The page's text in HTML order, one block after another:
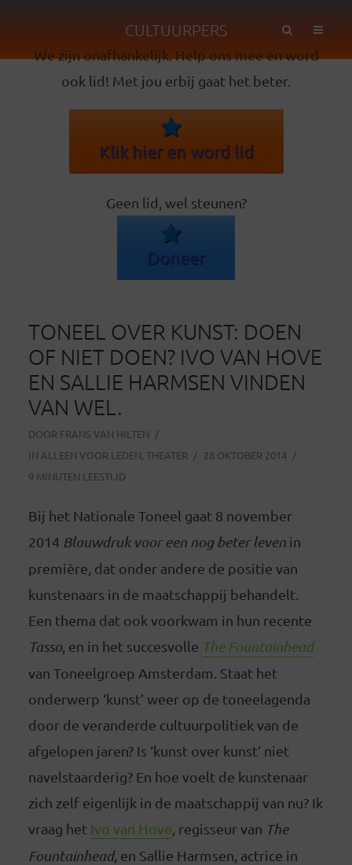
CULTUURPERS
We zijn onafhankelijk. Help ons mee en word
ook lid! Met jou erbij gaat het beter.
Klik hier en word lid
Geen lid, wel steunen?
Doneer
TONEEL OVER KUNST: DOEN
OF NIET DOEN? IVO VAN HOVE
EN SALLIE HARMSEN VINDEN
VAN WEL.
DOOR FRANS VAN HILTEN
IN ALLEEN VOOR LEDEN, THEATER
28 OKTOBER 2014
9 MINUTEN LEESTIJD
Bij het Nationale Toneel gaat 8 november
2014 Blauwdruk voor een nog beter levenin
première, dat onder andere de positie van
kunstenaars in de maatschappij behandelt.
Een thema dat ook voorkwam in hun recente
Tasso, en in het succesvolle The Fountainhead
van Toneelgroep Amsterdam. Staat het
onderwerp ‘kunst’ weer op de toneelagenda
door de veranderde cultuurpolitiek van de
afgelopen jaren? Is ‘kunst over kunst’ niet
navelstaarderig? En hoe voelt de kunstenaar
zich zelf eigenlijk in de maatschappij van nu? Ik
vraag het Ivo van Hove , regisseur van The
Fountainhead, en Sallie Harmsen, actrice in